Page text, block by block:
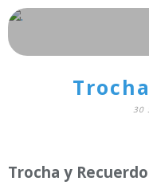
30
Trocha y Recuerdo